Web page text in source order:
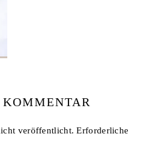
veröffentlicht. Erforderliche